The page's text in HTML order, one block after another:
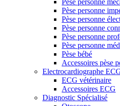
Pèse personne
Pèse personne
Pèse personne
Pèse personne
Pèse personne
Pèse personne
Pèse bébé
Accessoires pèse
Electrocardiographe
ECG vétérinaire
Accessoires ECG
Diagnostic Spécialisé